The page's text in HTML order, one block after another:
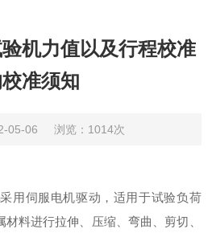
机力值以及行程校准
准须知
05-06 浏览：1014次
采用伺服电机驱动，适用于试验负荷
料进行拉伸、压缩、弯曲、剪切、